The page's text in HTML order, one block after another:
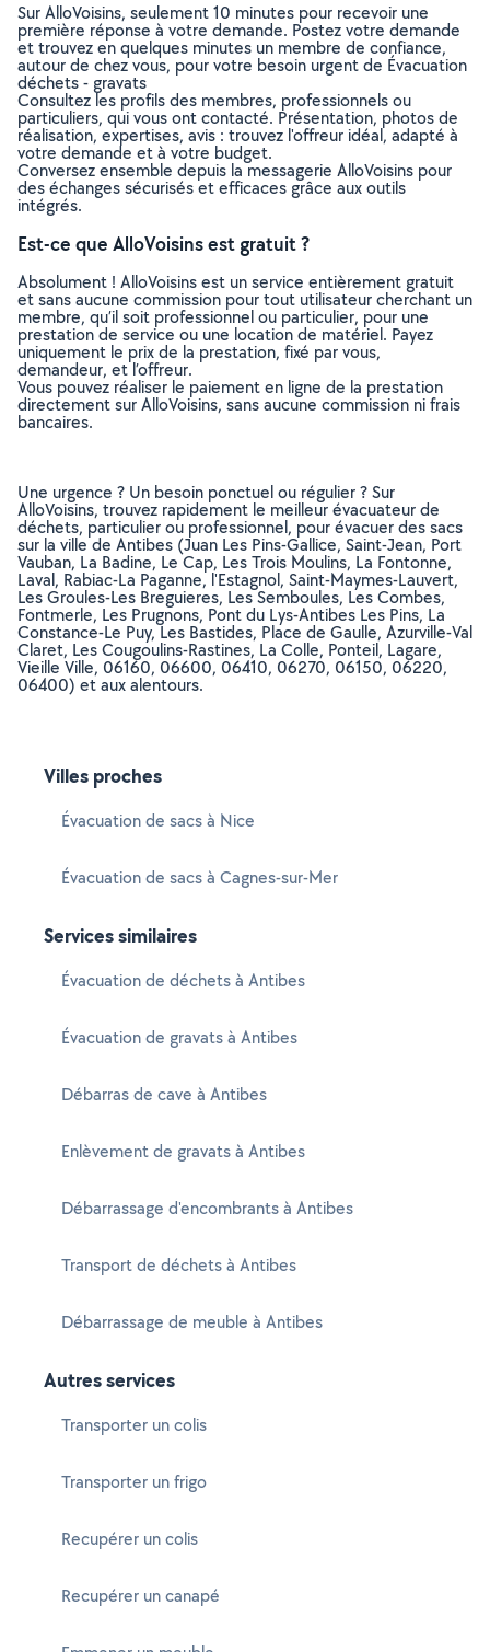
Sur AlloVoisins, seulement 10 minutes pour recevoir une
première réponse à votre demande. Postez votre demande
et trouvez en quelques minutes un membre de confiance,
autour de chez vous, pour votre besoin urgent de Évacuation
déchets - gravats
Consultez les profils des membres, professionnels ou
particuliers, qui vous ont contacté. Présentation, photos de
réalisation, expertises, avis : trouvez l'offreur idéal, adapté à
votre demande et à votre budget.
Conversez ensemble depuis la messagerie AlloVoisins pour
des échanges sécurisés et efficaces grâce aux outils
intégrés.
Est-ce que AlloVoisins est gratuit ?
Absolument ! AlloVoisins est un service entièrement gratuit
et sans aucune commission pour tout utilisateur cherchant un
membre, qu’il soit professionnel ou particulier, pour une
prestation de service ou une location de matériel. Payez
uniquement le prix de la prestation, fixé par vous,
demandeur, et l’offreur.
Vous pouvez réaliser le paiement en ligne de la prestation
directement sur AlloVoisins, sans aucune commission ni frais
bancaires.
Une urgence ? Un besoin ponctuel ou régulier ? Sur
AlloVoisins, trouvez rapidement le meilleur évacuateur de
déchets, particulier ou professionnel, pour évacuer des sacs
sur la ville de Antibes (Juan Les Pins-Gallice, Saint-Jean, Port
Vauban, La Badine, Le Cap, Les Trois Moulins, La Fontonne,
Laval, Rabiac-La Paganne, l'Estagnol, Saint-Maymes-Lauvert,
Les Groules-Les Breguieres, Les Semboules, Les Combes,
Fontmerle, Les Prugnons, Pont du Lys-Antibes Les Pins, La
Constance-Le Puy, Les Bastides, Place de Gaulle, Azurville-Val
Claret, Les Cougoulins-Rastines, La Colle, Ponteil, Lagare,
Vieille Ville, 06160, 06600, 06410, 06270, 06150, 06220,
06400) et aux alentours.
Villes proches
Évacuation de sacs à Nice
Évacuation de sacs à Cagnes-sur-Mer
Services similaires
Évacuation de déchets à Antibes
Évacuation de gravats à Antibes
Débarras de cave à Antibes
Enlèvement de gravats à Antibes
Débarrassage d'encombrants à Antibes
Transport de déchets à Antibes
Débarrassage de meuble à Antibes
Autres services
Transporter un colis
Transporter un frigo
Recupérer un colis
Recupérer un canapé